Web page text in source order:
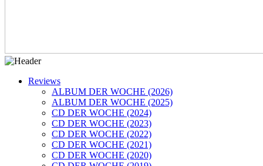
Reviews
ALBUM DER WOCHE (2026)
ALBUM DER WOCHE (2025)
CD DER WOCHE (2024)
CD DER WOCHE (2023)
CD DER WOCHE (2022)
CD DER WOCHE (2021)
CD DER WOCHE (2020)